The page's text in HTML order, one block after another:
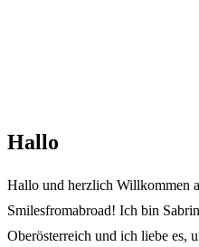
Hallo
Hallo und herzlich Willkommen
Smilesfromabroad! Ich bin
Oberösterreich und ich liebe es,